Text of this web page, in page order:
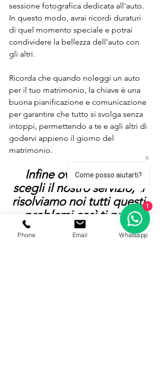
sessione fotografica dedicata all'auto.
In questo modo, avrai ricordi duraturi
di quel momento speciale e potrai
condividere la bellezza dell'auto con
gli altri.
Ricorda che quando noleggi un auto
per il tuo matrimonio, la chiave è una
buona pianificazione e comunicazione
per garantire che tutto si svolga senza
intoppi, permettendo a te e agli altri di
godervi appieno il giorno del
matrimonio.
Infine ovviamente se
scegli il nostro servizio, ti
risolviamo noi tutti questi
problemi così ti puoi
concentrare solo
sul viverti pienamente
Phone Email Whatsapp
Come posso aiutarti?
1